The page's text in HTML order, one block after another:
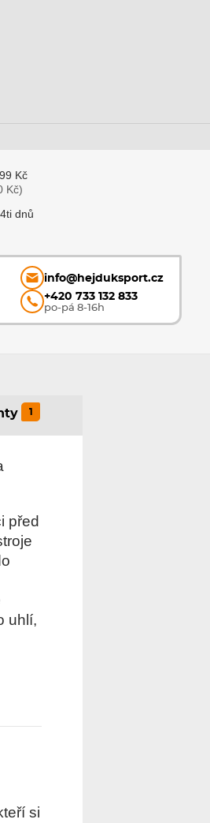
Kč
Kč)
dnů
info@hejduksport.cz
+420 733 132 833
po-pá 8-16h
1
před
uhlí,
si